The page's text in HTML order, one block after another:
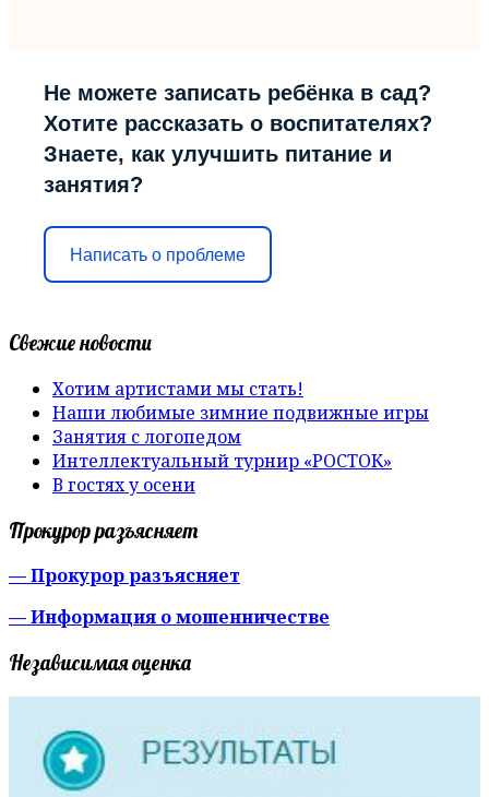
Не можете записать ребёнка в сад?
Хотите рассказать о воспитателях?
Знаете, как улучшить питание и
занятия?
Написать о проблеме
Свежие новости
Хотим артистами мы стать!
Наши любимые зимние подвижные игры
Занятия с логопедом
Интеллектуальный турнир «РОСТОК»
В гостях у осени
Прокурор разъясняет
— Прокурор разъясняет
— Информация о мошенничестве
Независимая оценка